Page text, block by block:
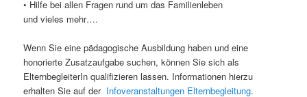
• Hilfe bei allen Fragen rund um das Familienleben
und vieles mehr….
Wenn Sie eine pädagogische Ausbildung haben und eine
honorierte Zusatzaufgabe suchen, können Sie sich als
ElternbegleiterIn qualifizieren lassen. Informationen hierzu
erhalten Sie auf der Infoveranstaltungen Elternbegleitung.